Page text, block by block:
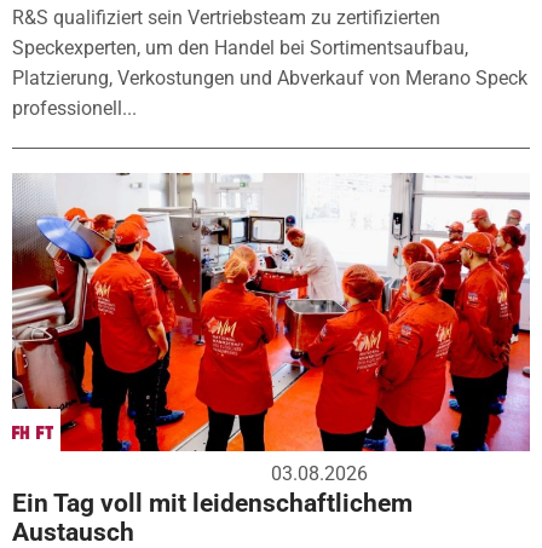
R&S qualifiziert sein Vertriebsteam zu zertifizierten
Speckexperten, um den Handel bei Sortimentsaufbau,
Platzierung, Verkostungen und Abverkauf von Merano Speck
professionell...
03.08.2026
Ein Tag voll mit leidenschaftlichem
Austausch